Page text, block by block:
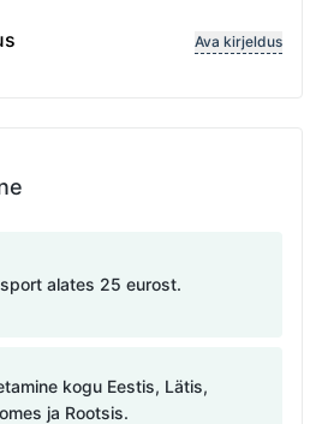
Ava kirjeldus
alates 25 eurost.
kogu Eestis, Lätis,
ja Rootsis.